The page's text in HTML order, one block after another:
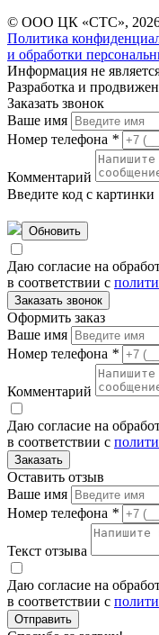
© ООО ЦК «СТС»,
Политика
и обработки
Информация не
Разработка и
Заказать звонок
Ваше имя
Номер телефона *
Комментарий
Введите код с картинки
Обновить
Даю согласие на
в соответствии с
Заказать звонок
Оформить заказ
Ваше имя
Номер телефона *
Комментарий
Даю согласие на
в соответствии с
Заказать
Оставить отзыв
Ваше имя
Номер телефона *
Текст отзыва
Даю согласие на
в соответствии с
Отправить